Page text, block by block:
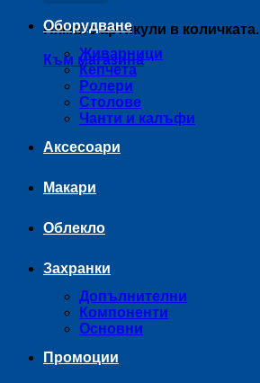
Нямате артикули в количката.
Към магазина
Оборудване
Живарници
Кепчета
Ролери
Столове
Чанти и калъфи
Аксесоари
Макари
Облекло
Захранки
Допълнителни
Компоненти
Основни
Промоции